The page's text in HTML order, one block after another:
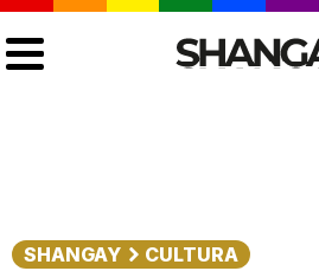
SHANGAY CULTURA